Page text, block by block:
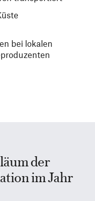
bei lokalen
der
im Jahr